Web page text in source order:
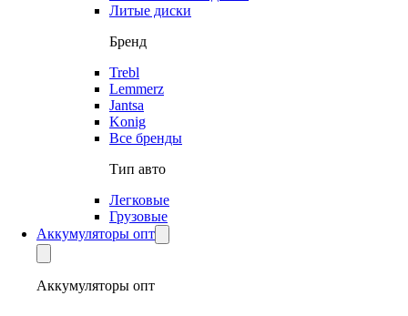
Литые диски
Бренд
Trebl
Lemmerz
Jantsa
Konig
Все бренды
Тип авто
Легковые
Грузовые
Аккумуляторы опт
Аккумуляторы опт